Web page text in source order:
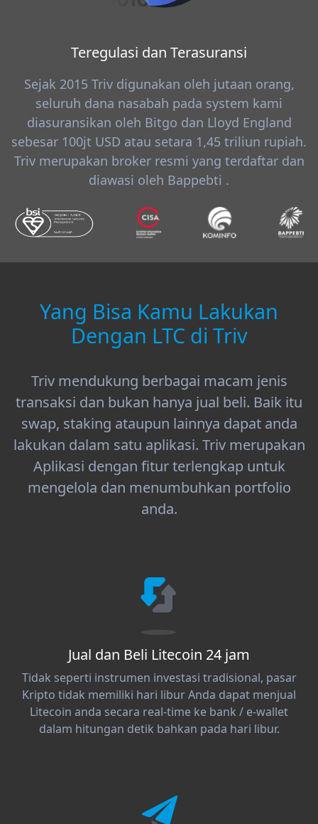
Teregulasi dan Terasuransi
Sejak 2015 Triv digunakan oleh jutaan orang,
seluruh dana nasabah pada system kami
diasuransikan oleh Bitgo dan Lloyd England
sebesar 100jt USD atau setara 1,45 triliun rupiah.
Triv merupakan broker resmi yang terdaftar dan
diawasi oleh Bappebti .
Yang Bisa Kamu Lakukan
Dengan LTC di Triv
Triv mendukung berbagai macam jenis
transaksi dan bukan hanya jual beli. Baik itu
swap, staking ataupun lainnya dapat anda
lakukan dalam satu aplikasi. Triv merupakan
Aplikasi dengan fitur terlengkap untuk
mengelola dan menumbuhkan portfolio
anda.
Jual dan Beli Litecoin 24 jam
Tidak seperti instrumen investasi tradisional, pasar
Kripto tidak memiliki hari libur Anda dapat menjual
Litecoin anda secara real-time ke bank / e-wallet
dalam hitungan detik bahkan pada hari libur.